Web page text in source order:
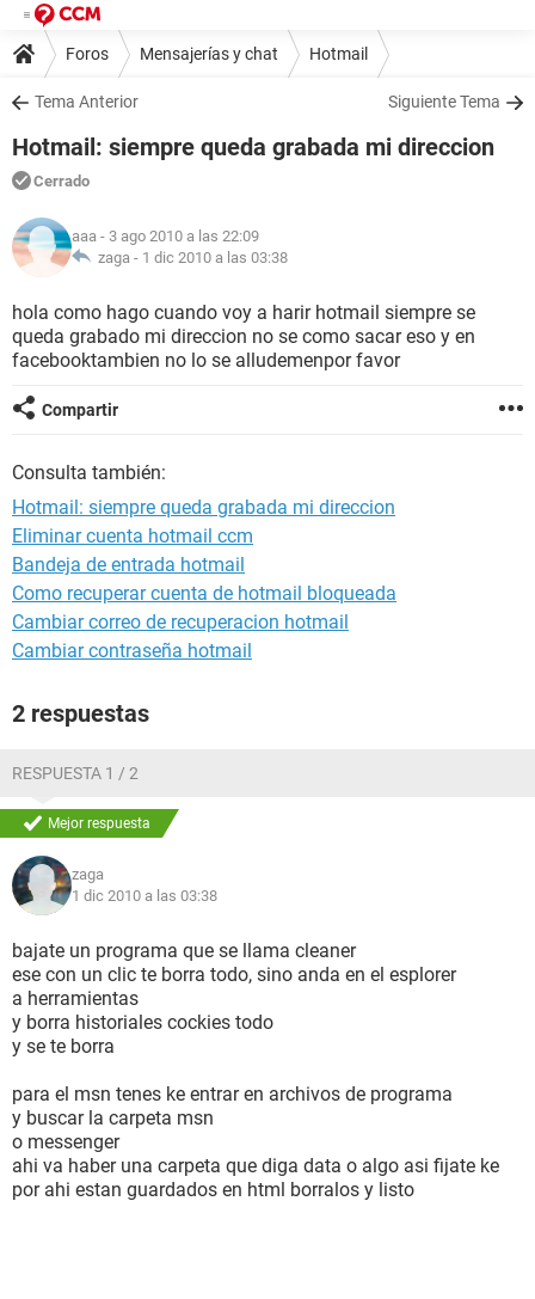
Foros Mensajerías y chat Hotmail
Tema Anterior Siguiente Tema
Hotmail: siempre queda grabada mi direccion
Cerrado
aaa - 3 ago 2010 a las 22:09
zaga - 1 dic 2010 a las 03:38
hola como hago cuando voy a harir hotmail siempre se
queda grabado mi direccion no se como sacar eso y en
facebooktambien no lo se alludemenpor favor
Compartir
Consulta también:
Hotmail: siempre queda grabada mi direccion
Eliminar cuenta hotmail ccm
Bandeja de entrada hotmail
Como recuperar cuenta de hotmail bloqueada
Cambiar correo de recuperacion hotmail
Cambiar contraseña hotmail
2 respuestas
RESPUESTA 1 / 2
Mejor respuesta
zaga
1 dic 2010 a las 03:38
bajate un programa que se llama cleaner
ese con un clic te borra todo, sino anda en el esplorer
a herramientas
y borra historiales cockies todo
y se te borra
para el msn tenes ke entrar en archivos de programa
y buscar la carpeta msn
o messenger
ahi va haber una carpeta que diga data o algo asi fijate ke
por ahi estan guardados en html borralos y listo